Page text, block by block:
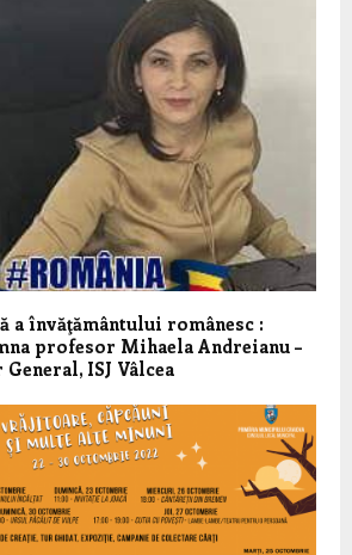
a învăţământului românesc :
profesor Mihaela Andreianu –
ISJ Vâlcea